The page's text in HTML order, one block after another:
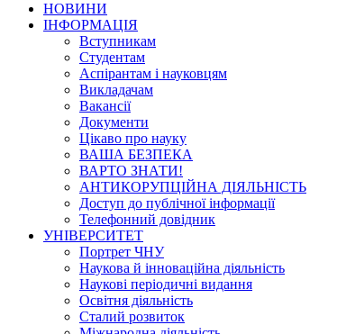
НОВИНИ
ІНФОРМАЦІЯ
Вступникам
Студентам
Аспірантам і науковцям
Викладачам
Вакансії
Документи
Цікаво про науку
ВАША БЕЗПЕКА
ВАРТО ЗНАТИ!
АНТИКОРУПЦІЙНА ДІЯЛЬНІСТЬ
Доступ до публічної інформації
Телефонний довідник
УНІВЕРСИТЕТ
Портрет ЧНУ
Наукова й інноваційна діяльність
Наукові періодичні видання
Освітня діяльність
Сталий розвиток